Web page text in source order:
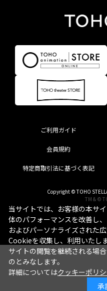
ご利用ガイド
会員規約
特定商取引法に基づく表記
Copyright © TOHO
TM & ©
当サイトでは、お客様の本サ
体のパフォーマンスを改善し
およびパーソナライズされた
Cookieを収集し、利用いたしま
サイトの閲覧を継続される場
のとみなします。
詳細についてはクッキーポリ
承